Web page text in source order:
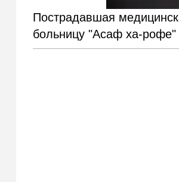
Пострадавшая
больницу "Асаф ха-